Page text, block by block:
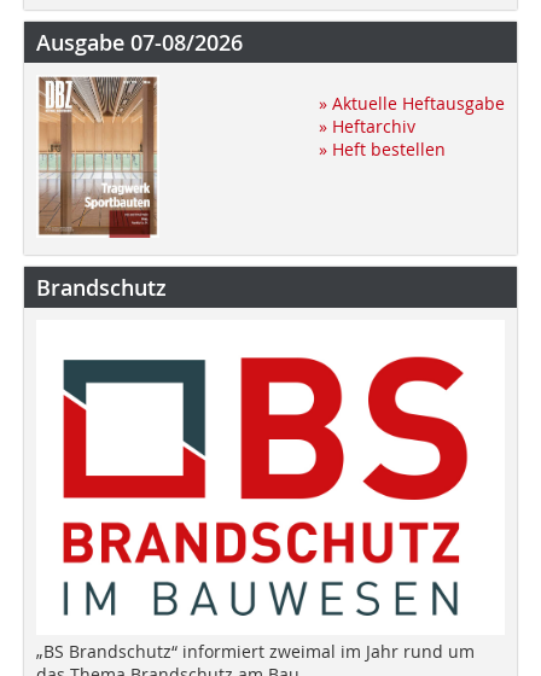
Ausgabe 07-08/2026
» Aktuelle Heftausgabe
» Heftarchiv
» Heft bestellen
Brandschutz
„BS Brandschutz“ informiert zweimal im Jahr rund um